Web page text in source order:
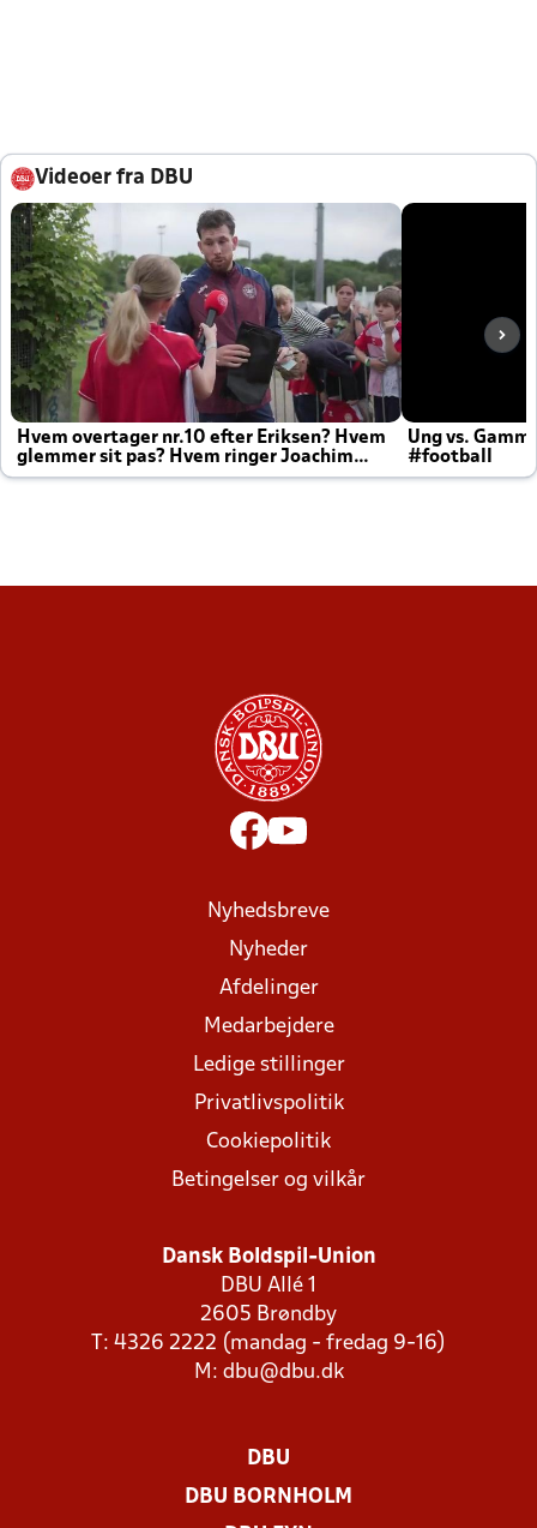
Videoer fra DBU
Hvem overtager nr.10 efter Eriksen? Hvem
glemmer sit pas? Hvem ringer Joachim
altid til efter kampe?
Ung vs.
#football
Nyhedsbreve
Nyheder
Afdelinger
Medarbejdere
Ledige stillinger
Privatlivspolitik
Cookiepolitik
Betingelser og vilkår
Dansk Boldspil-Union
DBU Allé 1
2605 Brøndby
T: 4326 2222 (mandag - fredag 9-16)
M: dbu@dbu.dk
DBU
DBU BORNHOLM